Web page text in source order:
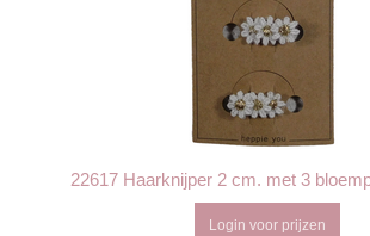
22617 Haarknijper 2 cm. met 3
Login voor prijzen